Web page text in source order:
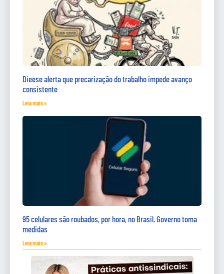
Dieese alerta que precarização do trabalho impede avanço
consistente
Leia mais »
95 celulares são roubados, por hora, no Brasil. Governo toma
medidas
Leia mais »